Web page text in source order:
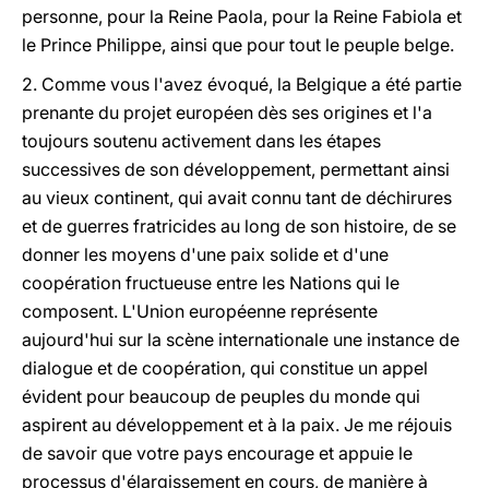
personne, pour la Reine Paola, pour la Reine Fabiola et
le Prince Philippe, ainsi que pour tout le peuple belge.
2. Comme vous l'avez évoqué, la Belgique a été partie
prenante du projet européen dès ses origines et l'a
toujours soutenu activement dans les étapes
successives de son développement, permettant ainsi
au vieux continent, qui avait connu tant de déchirures
et de guerres fratricides au long de son histoire, de se
donner les moyens d'une paix solide et d'une
coopération fructueuse entre les Nations qui le
composent. L'Union européenne représente
aujourd'hui sur la scène internationale une instance de
dialogue et de coopération, qui constitue un appel
évident pour beaucoup de peuples du monde qui
aspirent au développement et à la paix. Je me réjouis
de savoir que votre pays encourage et appuie le
processus d'élargissement en cours, de manière à